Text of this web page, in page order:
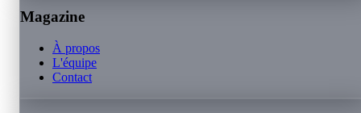
Magazine
À propos
L'équipe
Contact